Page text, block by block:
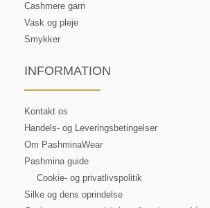
Cashmere garn
Vask og pleje
Smykker
INFORMATION
Kontakt os
Handels- og Leveringsbetingelser
Om PashminaWear
Pashmina guide
Cookie- og privatlivspolitik
Silke og dens oprindelse